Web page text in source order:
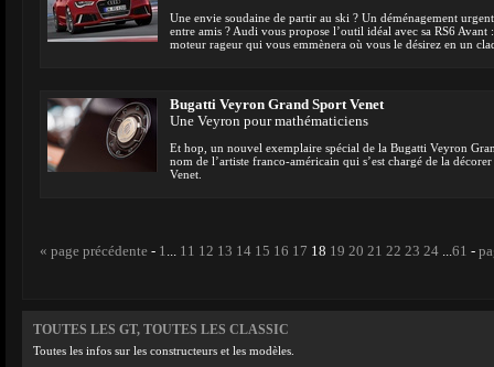
Une envie soudaine de partir au ski ? Un déménagement
entre amis ? Audi vous propose l’outil idéal avec sa RS6 Avant
moteur rageur qui vous emmènera où vous le désirez en un
Bugatti Veyron Grand Sport Venet
Une Veyron pour mathématiciens
Et hop, un nouvel exemplaire spécial de la Bugatti Veyron
nom de l’artiste franco-américain qui s’est chargé de la
Venet.
« page précédente - 1... 11 12 13 14 15 16 17 18 19 20 21 22 23 24 ...61 -
TOUTES LES GT, TOUTES LES CLASSIC
Toutes les infos sur les constructeurs et les modèles.